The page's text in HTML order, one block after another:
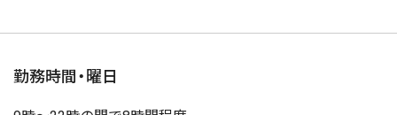
勤務時間・曜日